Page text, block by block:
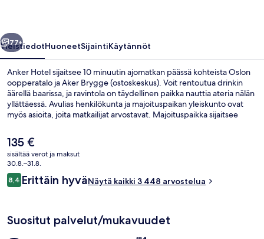
Seuraava
77+
YleistiedotHuoneetSijaintiKäytännöt
Anker Hotel sijaitsee 10 minuutin ajomatkan päässä kohteista Oslon
oopperatalo ja Aker Brygge (ostoskeskus). Voit rentoutua drinkin
äärellä baarissa, ja ravintola on täydellinen paikka nauttia ateria nälän
yllättäessä. Avulias henkilökunta ja majoituspaikan yleiskunto ovat
myös asioita, joita matkailijat arvostavat. Majoituspaikka sijaitsee
Heimdalsgatan asema sijaitsee vain muutaman askeleen päässä ja
Hausmanns Gaten asema sijaitsee 2 minuutin kävelymatkan päässä.
Nykyinen
hinta
on
135 €
135 €
sisältää verot ja maksut
30.8.–31.8.
Arvostelut
8,48,4 kautta 10.
Erittäin hyväNäytä kaikki 3 448 arvostelua
Suositut palvelut/mukavuudet